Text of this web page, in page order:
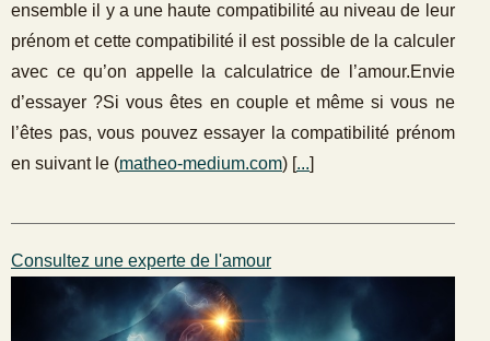
ensemble il y a une haute compatibilité au niveau de leur
prénom et cette compatibilité il est possible de la calculer
avec ce qu’on appelle la calculatrice de l’amour.Envie
d’essayer ?Si vous êtes en couple et même si vous ne
l’êtes pas, vous pouvez essayer la compatibilité prénom
en suivant le (matheo-medium.com) [...]
Consultez une experte de l'amour